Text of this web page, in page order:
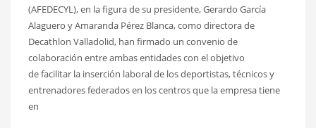
(AFEDECYL), en la figura de su presidente, Gerardo García
Alaguero y Amaranda Pérez Blanca, como directora de
Decathlon Valladolid, han firmado un convenio de
colaboración entre ambas entidades con el objetivo
de facilitar la inserción laboral de los deportistas, técnicos y
entrenadores federados en los centros que la empresa tiene
en